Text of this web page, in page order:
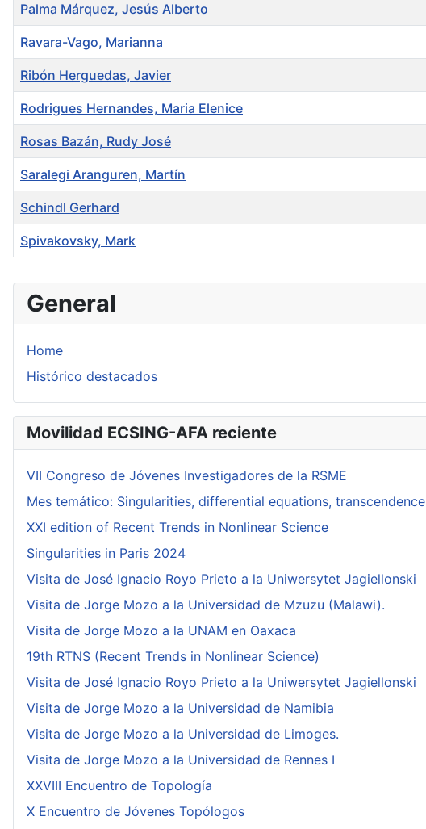
General
Home
Histórico destacados
Movilidad ECSING-AFA reciente
VII Congreso de Jóvenes Investigadores de la RSME
Mes temático: Singularities, differential equations, transcendence
XXI edition of Recent Trends in Nonlinear Science
Singularities in Paris 2024
Visita de José Ignacio Royo Prieto a la Uniwersytet Jagiellonski
Visita de Jorge Mozo a la Universidad de Mzuzu (Malawi).
Visita de Jorge Mozo a la UNAM en Oaxaca
19th RTNS (Recent Trends in Nonlinear Science)
Visita de José Ignacio Royo Prieto a la Uniwersytet Jagiellonski
Visita de Jorge Mozo a la Universidad de Namibia
Visita de Jorge Mozo a la Universidad de Limoges.
Visita de Jorge Mozo a la Universidad de Rennes I
XXVIII Encuentro de Topología
X Encuentro de Jóvenes Topólogos
Palma Márquez, Jesús Alberto
Ravara-Vago, Marianna
Ribón Herguedas, Javier
Rodrigues Hernandes, Maria Elenice
Rosas Bazán, Rudy José
Saralegi Aranguren, Martín
Schindl Gerhard
Spivakovsky, Mark